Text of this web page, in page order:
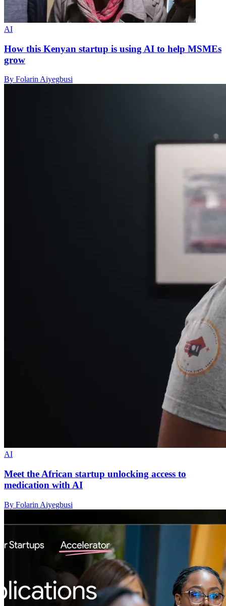
AI
How this Kenyan startup is using AI to help MSMEs
grow
By Folarin Aiyegbusi
AI
Meet the African startup unlocking access to
medication with AI
By Folarin Aiyegbusi